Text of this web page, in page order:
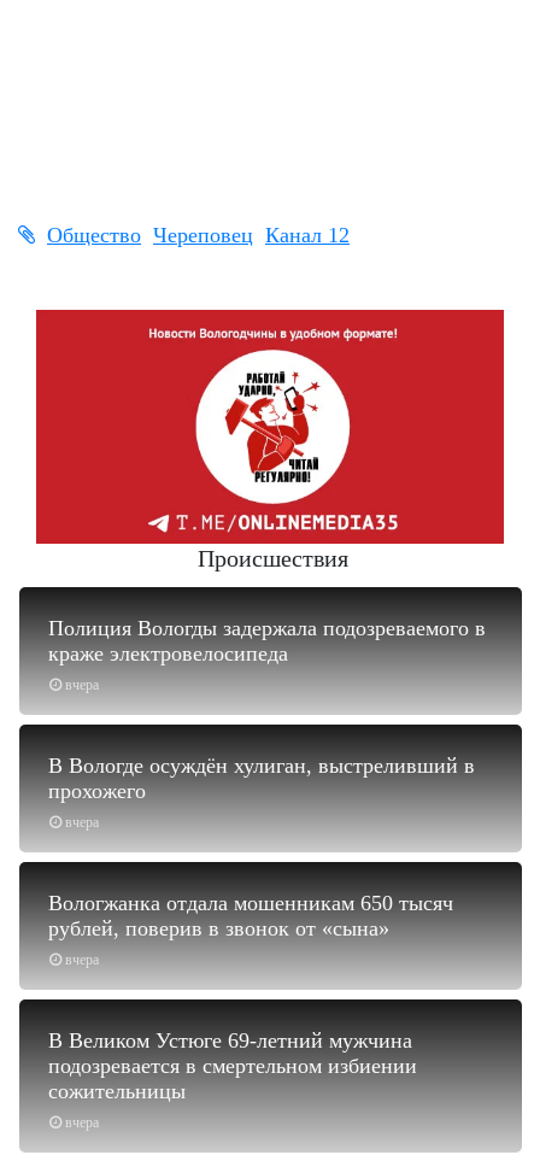
Общество Череповец Канал 12
Происшествия
вчера
Полиция Вологды задержала подозреваемого в
краже электровелосипеда
вчера
В Вологде осуждён хулиган, выстреливший в
прохожего
вчера
Вологжанка отдала мошенникам 650 тысяч
рублей, поверив в звонок от «сына»
вчера
В Великом Устюге 69-летний мужчина
подозревается в смертельном избиении
сожительницы